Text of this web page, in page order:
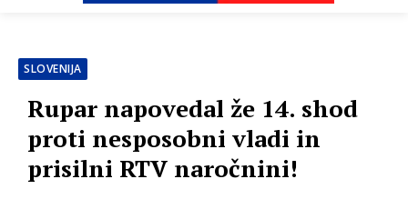
SLOVENIJA
Rupar napovedal že 14. shod
proti nesposobni vladi in
prisilni RTV naročnini!